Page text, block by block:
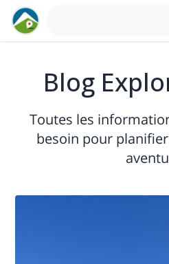
Blog
Toutes les
besoin pour